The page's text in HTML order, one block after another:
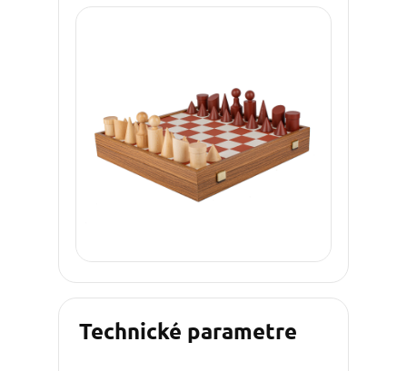
Technické parametre